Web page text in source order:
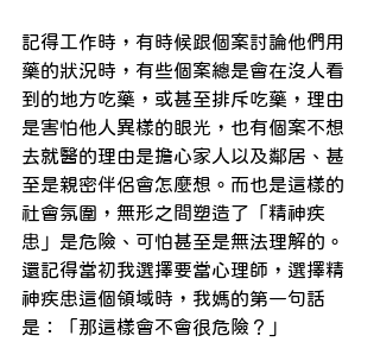
記得工作時，有時候跟個案討論他們用
藥的狀況時，有些個案總是會在沒人看
到的地方吃藥，或甚至排斥吃藥，理由
是害怕他人異樣的眼光，也有個案不想
去就醫的理由是擔心家人以及鄰居、甚
至是親密伴侶會怎麼想。而也是這樣的
社會氛圍，無形之間塑造了「精神疾
患」是危險、可怕甚至是無法理解的。
還記得當初我選擇要當心理師，選擇精
神疾患這個領域時，我媽的第一句話
是：「那這樣會不會很危險？」